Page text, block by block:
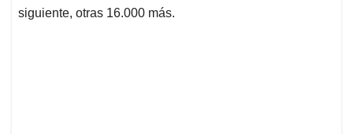
siguiente, otras 16.000 más.